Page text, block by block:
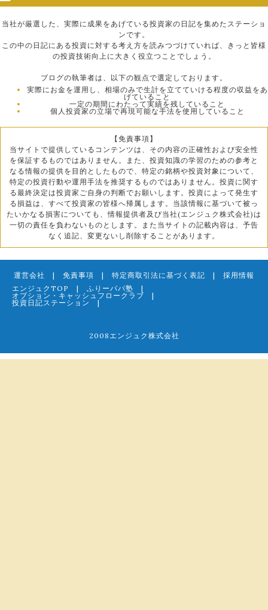
当社が厳選した、実際に成果をあげている投資家の日記を集めたステーショ
ンです。
この中の日記にある投資に対する考え方を読みつづけていれば、きっと皆様
の投資技術向上に大きく役立つことでしょう。
ブログの執筆者は、以下の観点で選定しております。
実際にお金を運用し、相場のみで生計を立てていける程度の収益をあ
げていること
一定の期間にわたって実績を残していること
個人投資家の立場で再現可能な手法を使用していること
【免責事項】
当サイトで提供しているコンテンツは、その内容の正確性および安全性
を保証するものではありません。また、投資知識の学習のための参考と
なる情報の提供を目的としたもので、特定の銘柄や投資対象について、
特定の投資行動や運用手法を推奨するものではありません。投資に関す
る最終決定は投資家ご自身の判断でお願いします。投資によって発生す
る損益は、すべて投資家の皆様へ帰属します。当該情報に基づいて被っ
たいかなる損害についても、情報提供者及び当社(エンジュク株式会社)は
一切の責任を負わないものとします。また当サイトの記載内容は、予告
なく追記、変更ないし削除することがあります。
運営会社 | 免責事項 | 特定商取引法に基づく表記 | 採用情報
エンジュクTOP
| ふりーパパ塾 |
オプション・キャッシュフロークラブ |
投資日記ステーション
|
2008エンジュク株式会社